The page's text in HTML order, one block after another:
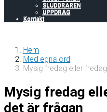
SLUDDRAREN
UPPDRAG
Kontakt
Hem
Med egna ord
Mysig fredag eller
Mysig fredag
det är frågan